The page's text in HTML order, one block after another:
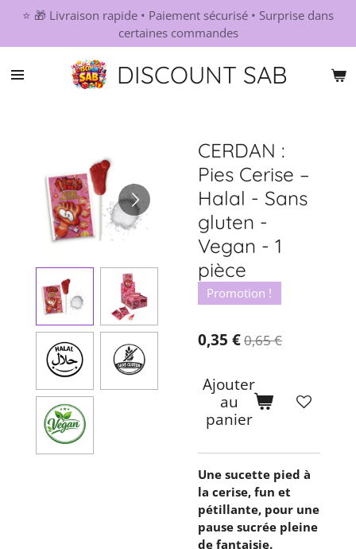
Passer
contenu
principal
DISCOUNT SAB
⭐ 🎁 Livraison rapide • Paiement sécurisé • Surprise dans
certaines commandes
CERDAN :
Pies Cerise –
Halal - Sans
gluten -
Vegan - 1
pièce
Promotion !
0,35 €0,65 €
Ajouter
au
panier
Une sucette pied à
la cerise, fun et
pétillante, pour une
pause sucrée pleine
de fantaisie.